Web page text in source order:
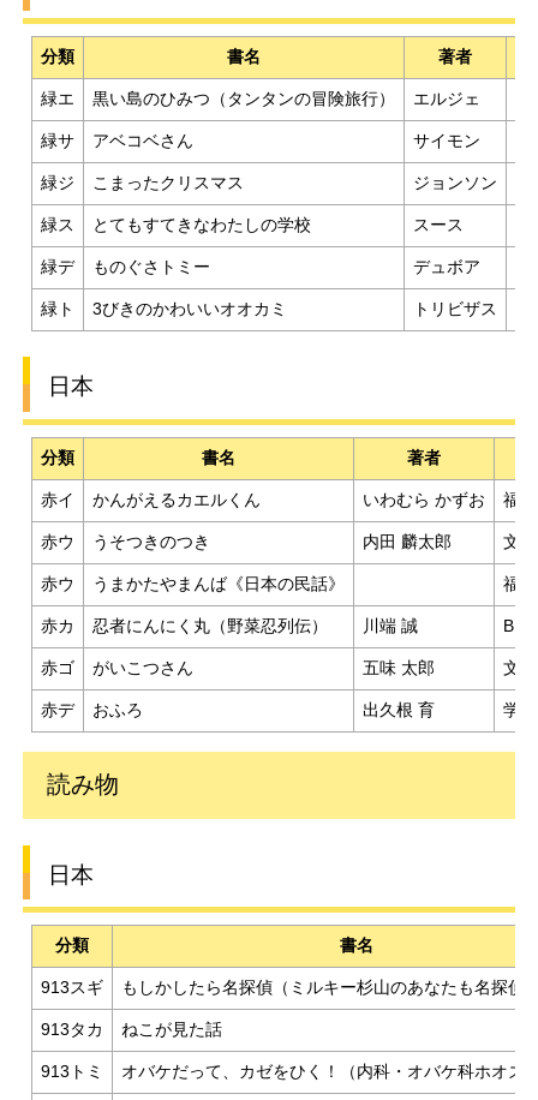
分類 書名 著者
緑エ 黒い島のひみつ（タンタンの冒険旅行） エルジェ
緑サ アベコベさん サイモン
緑ジ こまったクリスマス ジョンソン
緑ス とてもすてきなわたしの学校 スース
緑デ ものぐさトミー デュボア
緑ト 3びきのかわいいオオカミ トリビザス
日本
分類 書名 著者
赤イ かんがえるカエルくん いわむら かずお 福
赤ウ うそつきのつき 内田 麟太郎 文
赤ウ うまかたやまんば《日本の民話》 福
赤カ 忍者にんにく丸（野菜忍列伝） 川端 誠 BL
赤ゴ がいこつさん 五味 太郎 文
赤デ おふろ 出久根 育 学
読み物
日本
分類 書名
913スギ もしかしたら名探偵（ミルキー杉山のあなたも名探偵
913タカ ねこが見た話
913トミ オバケだって、カゼをひく！（内科・オバケ科ホオズ